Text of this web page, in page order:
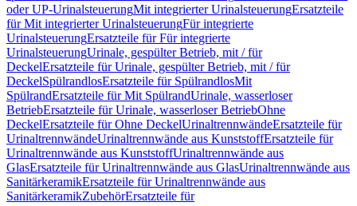
oder UP-UrinalsteuerungMit integrierter UrinalsteuerungErsatzteile
für Mit integrierter UrinalsteuerungFür integrierte
UrinalsteuerungErsatzteile für Für integrierte
UrinalsteuerungUrinale, gespülter Betrieb, mit / für
DeckelErsatzteile für Urinale, gespülter Betrieb, mit / für
DeckelSpülrandlosErsatzteile für SpülrandlosMit
SpülrandErsatzteile für Mit SpülrandUrinale, wasserloser
BetriebErsatzteile für Urinale, wasserloser BetriebOhne
DeckelErsatzteile für Ohne DeckelUrinaltrennwändeErsatzteile für
UrinaltrennwändeUrinaltrennwände aus KunststoffErsatzteile für
Urinaltrennwände aus KunststoffUrinaltrennwände aus
GlasErsatzteile für Urinaltrennwände aus GlasUrinaltrennwände aus
SanitärkeramikErsatzteile für Urinaltrennwände aus
SanitärkeramikZubehörErsatzteile für